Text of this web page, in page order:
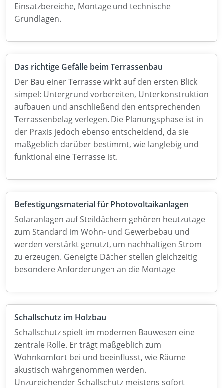
Einsatzbereiche, Montage und technische
Grundlagen.
Das richtige Gefälle beim Terrassenbau
Der Bau einer Terrasse wirkt auf den ersten Blick
simpel: Untergrund vorbereiten, Unterkonstruktion
aufbauen und anschließend den entsprechenden
Terrassenbelag verlegen. Die Planungsphase ist in
der Praxis jedoch ebenso entscheidend, da sie
maßgeblich darüber bestimmt, wie langlebig und
funktional eine Terrasse ist.
Befestigungsmaterial für Photovoltaikanlagen
Solaranlagen auf Steildächern gehören heutzutage
zum Standard im Wohn- und Gewerbebau und
werden verstärkt genutzt, um nachhaltigen Strom
zu erzeugen. Geneigte Dächer stellen gleichzeitig
besondere Anforderungen an die Montage
Schallschutz im Holzbau
Schallschutz spielt im modernen Bauwesen eine
zentrale Rolle. Er trägt maßgeblich zum
Wohnkomfort bei und beeinflusst, wie Räume
akustisch wahrgenommen werden.
Unzureichender Schallschutz meistens sofort